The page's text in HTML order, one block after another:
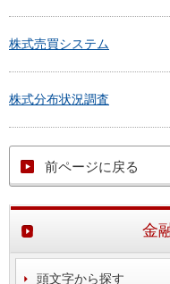
株式売買システム
株式分布状況調査
前ページに戻る
金
頭文字から探す